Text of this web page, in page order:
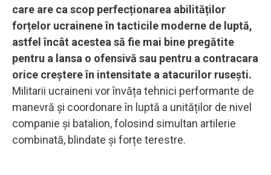
care are ca scop perfecționarea abilităților
forțelor ucrainene în tacticile moderne de luptă,
astfel încât acestea să fie mai bine pregătite
pentru a lansa o ofensivă sau pentru a contracara
orice creștere în intensitate a atacurilor rusești.
Militarii ucraineni vor învăța tehnici performante de
manevră și coordonare în luptă a unităților de nivel
companie și batalion, folosind simultan artilerie
combinată, blindate și forțe terestre.